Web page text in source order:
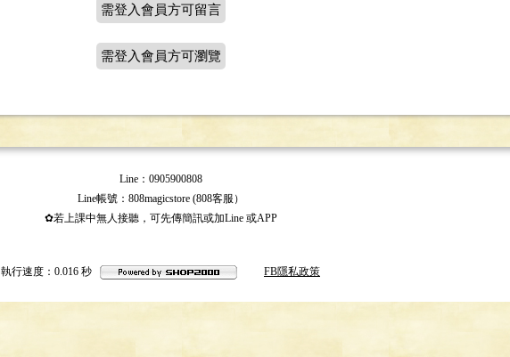
需登入會員方可留言
需登入會員方可瀏覽
Line：0905900808
Line帳號：808magicstore (808客服）
✿若上課中無人接聽，可先傳簡訊或加Line 或APP
執行速度 ：0.016 秒 FB隱私政策